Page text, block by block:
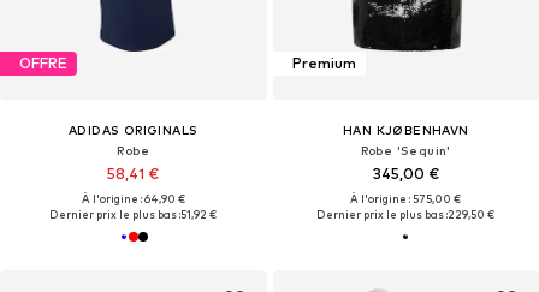
OFFRE
ADIDAS ORIGINALS
Robe
58,41 €
À l'origine : 64,90 €
Dernier prix le plus bas :51,92 €
Premium
HAN KJØBENHAVN
Robe 'Sequin'
345,00 €
À l'origine : 575,00 €
Dernier prix le plus bas :229,50 €